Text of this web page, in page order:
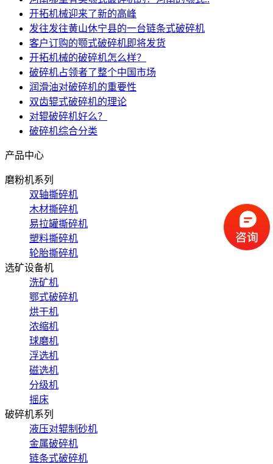
开拓机械迎来了新的高峰
发往发往黄山休宁县的一台链条式破碎机
客户订购的颚式破碎机即将发货
开拓机械的破碎机怎么样？
破碎机占领者了整个中国市场
润滑油对破碎机的重要性
双齿辊式破碎机的理论
对辊破碎机好么？
破碎机综合分类
产品中心
磨粉机系列
双轴撕碎机
木材撕碎机
易拉罐撕碎机
塑料撕碎机
轮胎撕碎机
选矿设备机
洗矿机
鄂式破碎机
烘干机
浓缩机
球磨机
浮选机
磁选机
分级机
摇床
破碎机系列
液压对辊制砂机
金属破碎机
链条式破碎机